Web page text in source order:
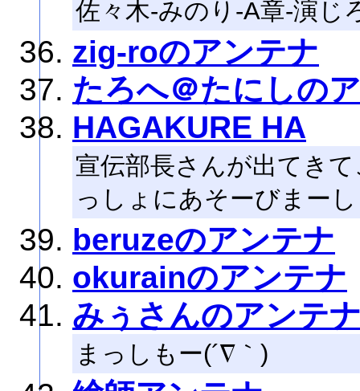
佐々木-みのり-A章-演じ
zig-roのアンテナ
たろへ＠たにしの
HAGAKURE HA
宣伝部長さんが出てき
っしょにあそーびまー
beruzeのアンテナ
okurainのアンテナ
みぅさんのアンテ
まっしもー(´∇｀)